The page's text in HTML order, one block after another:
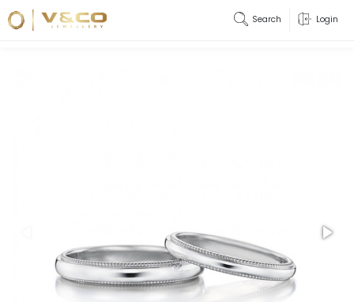
Search Login